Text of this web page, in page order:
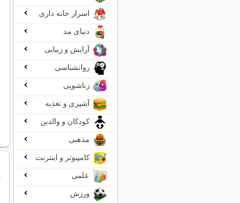
اسرار خانه داری
دنیای مد
آرایش و زیبایی
روانشناسی
زناشویی
آشپزی و تغذیه
کودکان و والدین
مذهبی
کامپیوتر و اینترنت
علمی
ورزش